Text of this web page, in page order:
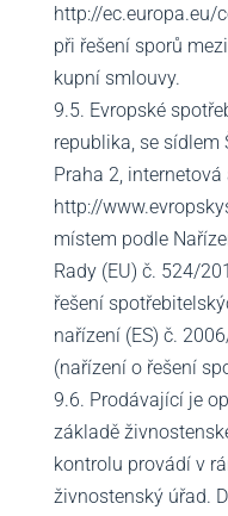
http://ec.europa.eu/
při řešení sporů
kupní smlouvy.
9.5. Evropské
republika, se sídlem
Praha 2, internetová
http://
místem podle
Rady (EU) č. 524/
řešení
nařízení (ES) č.
(nařízení o řešení
9.6. Prodávající je
základě
kontrolu provádí v
živnostenský úřad.